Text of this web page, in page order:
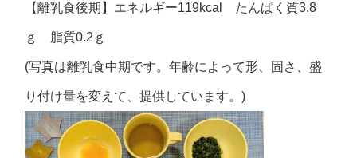
【離乳食後期】エネルギー119kcal たんぱく質3.8
ｇ 脂質0.2ｇ
(写真は離乳食中期です。年齢によって形、固さ、盛
り付け量を変えて、提供しています。)